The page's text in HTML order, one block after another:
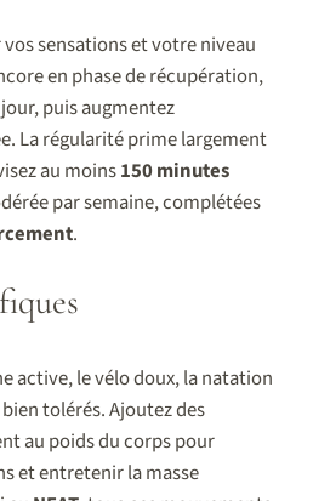
sensations et votre niveau
en phase de récupération,
puis augmentez
La régularité prime largement
au moins150 minutes
par semaine, complétées
.
active, le vélo doux, la natation
tolérés. Ajoutez des
au poids du corps pour
et entretenir la masse